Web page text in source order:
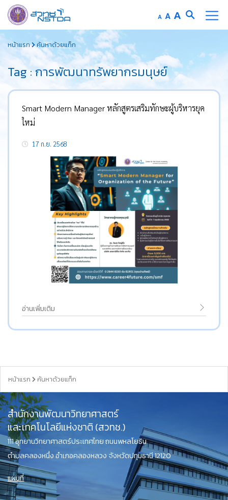
to
content
A Decrease
font
AReset
font
A Increase
font
หน้าแรก ค้นหาด้วยแท็ก
Tag : การพัฒนาทรัพยากรมนุษย์
Smart Modern Manager หลักสูตรเสริมทักษะผู้บริหารยุค
ใหม่
17 ก.ย. 2568
อ่านเพิ่มเติม
หน้าแรก ค้นหาด้วยแท็ก
สำนักงานพัฒนาวิทยาศาสตร์
และเทคโนโลยีแห่งชาติ (สวทช.)
111 อุทยานวิทยาศาสตร์ประเทศไทย ถนนพหลโยธิน
ตำบลคลองหนึ่ง อำเภอคลองหลวง จังหวัดปทุมธานี 12120
แผนที่